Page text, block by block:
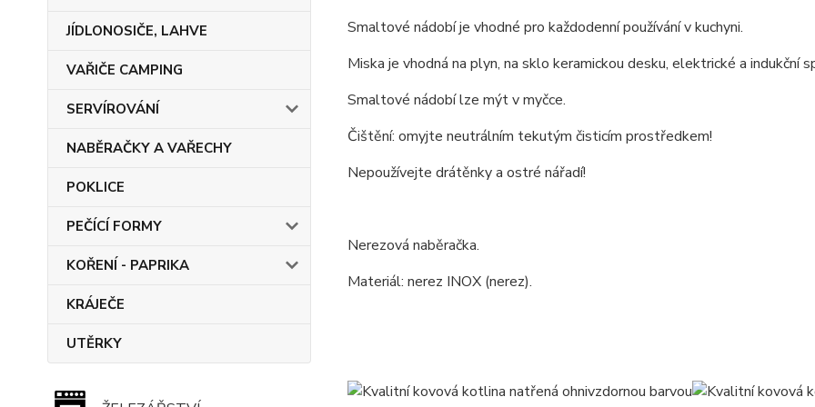
JÍDLONOSIČE, LAHVE
VAŘIČE CAMPING
SERVÍROVÁNÍ
NABĚRAČKY A VAŘECHY
POKLICE
PEČÍCÍ FORMY
KOŘENÍ - PAPRIKA
KRÁJEČE
UTĚRKY
Smaltové nádobí je vhodné pro každodenní používání v kuchyni.
Miska je vhodná na plyn, na sklo keramickou desku, elektrické a indukční
Smaltové nádobí lze mýt v myčce.
Čištění: omyjte neutrálním tekutým čisticím prostředkem!
Nepoužívejte drátěnky a ostré nářadí!
Nerezová naběračka.
Materiál: nerez INOX (nerez).